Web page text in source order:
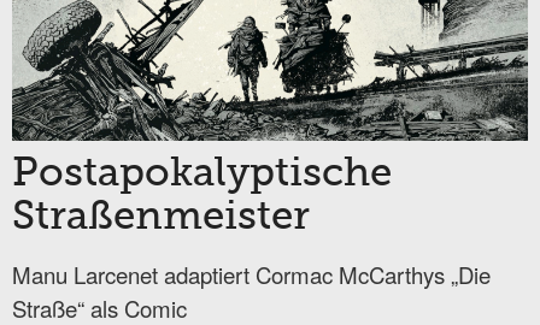
Postapokalyptische
Straßenmeister
Manu Larcenet adaptiert Cormac McCarthys „Die
Straße“ als Comic